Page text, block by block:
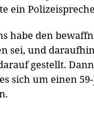
ein
habe den
sei, und
gestellt. Dann
sich um einen